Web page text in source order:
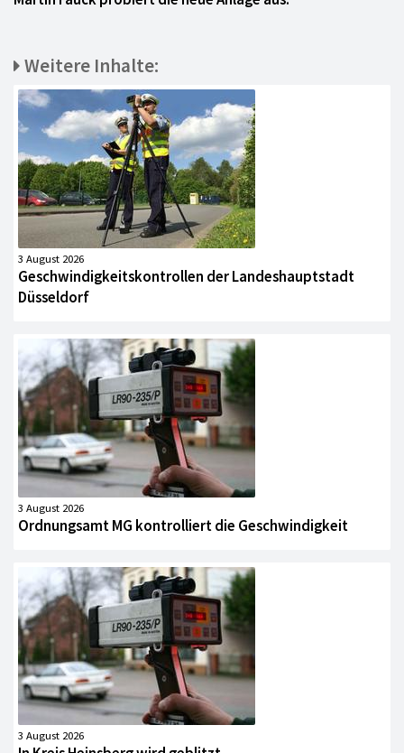
Weitere Inhalte:
3 August 2026
Geschwindigkeitskontrollen der Landeshauptstadt
Düsseldorf
3 August 2026
Ordnungsamt MG kontrolliert die Geschwindigkeit
3 August 2026